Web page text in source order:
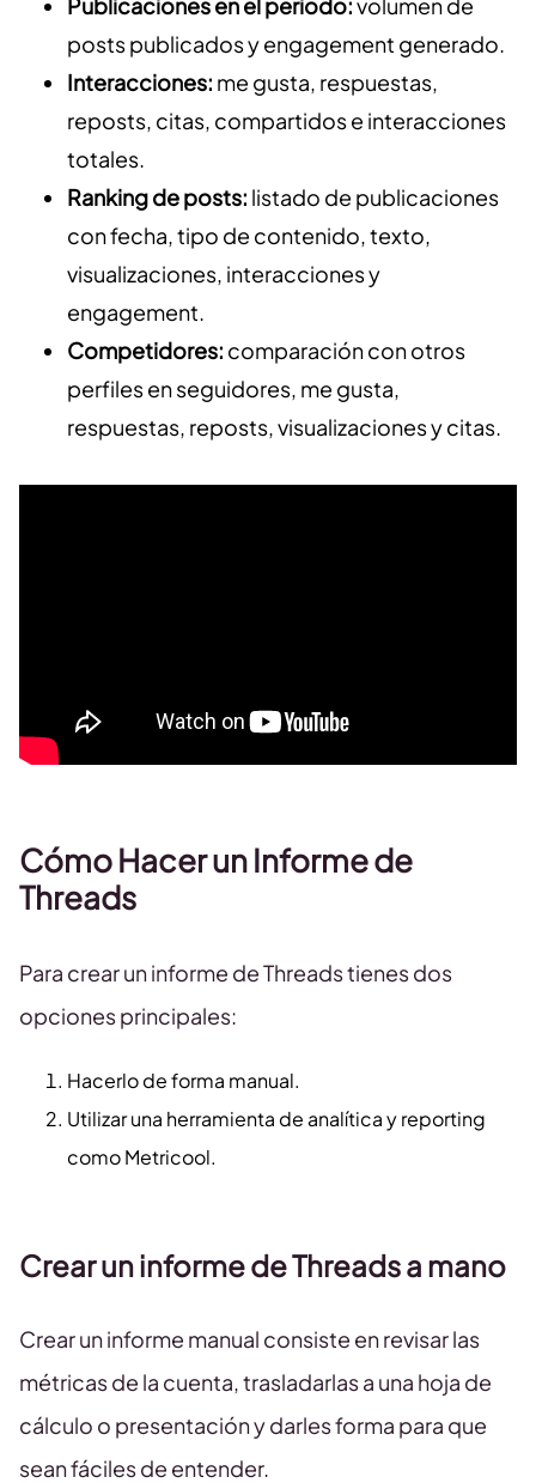
posts publicados y engagement generado.
Interacciones: me gusta, respuestas,
reposts, citas, compartidos e interacciones
totales.
Ranking de posts: listado de publicaciones
con fecha, tipo de contenido, texto,
visualizaciones, interacciones y
engagement.
Competidores: comparación con otros
perfiles en seguidores, me gusta,
respuestas, reposts, visualizaciones y citas.
Cómo Hacer un Informe de
Threads
Para crear un informe de Threads tienes dos
opciones principales:
Hacerlo de forma manual.
Utilizar una herramienta de analítica y reporting
como Metricool.
Crear un informe de Threads a mano
Crear un informe manual consiste en revisar las
métricas de la cuenta, trasladarlas a una hoja de
cálculo o presentación y darles forma para que
sean fáciles de entender.